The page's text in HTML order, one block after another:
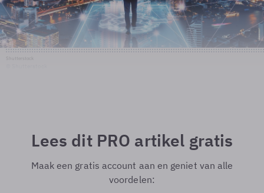
Lees dit PRO artikel gratis
Maak een gratis account aan en geniet van alle
voordelen: